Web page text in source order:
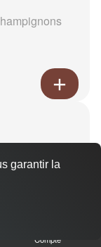
Compte
garantir la